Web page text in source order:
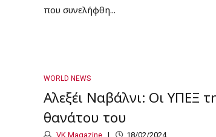
που συνελήφθη...
WORLD NEWS
Αλεξέι Ναβάλνι: Οι ΥΠΕΞ
θανάτου του
VK Magazine 18/02/2024